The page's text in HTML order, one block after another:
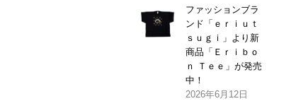
ファッションブラ
ンド「ｅｒｉｕｔ
ｓｕｇｉ」より新
商品「Ｅｒｉｂｏ
ｎ Ｔｅｅ」が発売
中！
2026年6月12日